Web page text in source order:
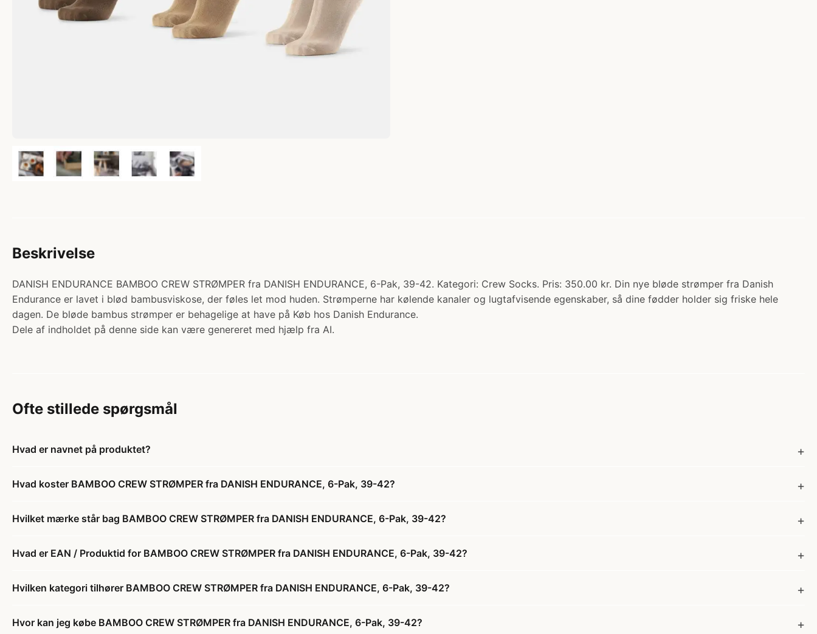
Beskrivelse
DANISH ENDURANCE BAMBOO CREW STRØMPER fra DANISH ENDURANCE, 6-Pak, 39-42. Kategori: Crew Socks. Pris: 350.00 kr. Din nye bløde strømper fra Danish
Endurance er lavet i blød bambusviskose, der føles let mod huden. Strømperne har kølende kanaler og lugtafvisende egenskaber, så dine fødder holder sig friske hele
dagen. De bløde bambus strømper er behagelige at have på Køb hos Danish Endurance.
Dele af indholdet på denne side kan være genereret med hjælp fra AI.
Ofte stillede spørgsmål
Hvad er navnet på produktet?
Hvad koster BAMBOO CREW STRØMPER fra DANISH ENDURANCE, 6-Pak, 39-42?
Hvilket mærke står bag BAMBOO CREW STRØMPER fra DANISH ENDURANCE, 6-Pak, 39-42?
Hvad er EAN / Produktid for BAMBOO CREW STRØMPER fra DANISH ENDURANCE, 6-Pak, 39-42?
Hvilken kategori tilhører BAMBOO CREW STRØMPER fra DANISH ENDURANCE, 6-Pak, 39-42?
Hvor kan jeg købe BAMBOO CREW STRØMPER fra DANISH ENDURANCE, 6-Pak, 39-42?